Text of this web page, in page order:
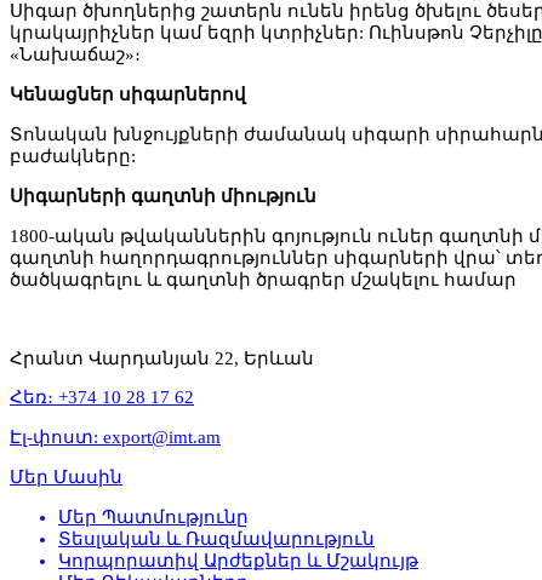
Սիգար ծխողներից շատերն ունեն իրենց ծխելու
կրակայրիչներ կամ եզրի կտրիչներ: Ուինսթոն
«Նախաճաշ»։
Կենացներ սիգարներով
Տոնական խնջույքների ժամանակ սիգարի
բաժակները:
Սիգարների գաղտնի միություն
1800-ական թվականներին գոյություն ուներ գաղտնի
գաղտնի հաղորդագրություններ սիգարների վրա՝
ծածկագրելու և գաղտնի ծրագրեր մշակելու համար
Հրանտ Վարդանյան 22, Երևան
Հեռ։ +374 10 28 17 62
Էլ-փոստ: export@imt.am
Մեր Մասին
Մեր Պատմությունը
Տեսլական և Ռազմավարություն
Կորպորատիվ Արժեքներ և Մշակույթ